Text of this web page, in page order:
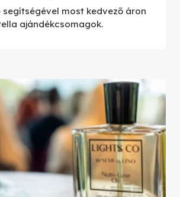
most kedvező áron
ajándékcsomagok.